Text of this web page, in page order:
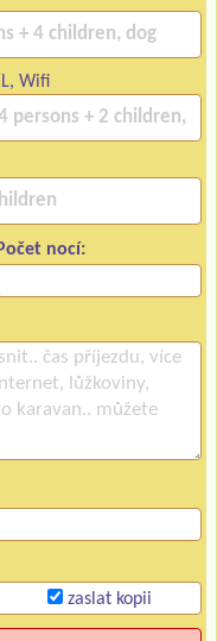
Wifi
nocí:
zaslat kopii